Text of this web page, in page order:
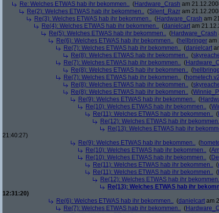
Re: Welches ETWAS hab ihr bekommen.. (Hardware_Crash am
Re(2): Welches ETWAS hab ihr bekommen.. (Silent_Razr am
Re(3): Welches ETWAS hab ihr bekommen.. (Hardware_Crash am
Re(4): Welches ETWAS hab ihr bekommen.. (danielcart am
Re(5): Welches ETWAS hab ihr bekommen.. (Hardware_Crash
Re(6): Welches ETWAS hab ihr bekommen.. (hellbringer am
Re(7): Welches ETWAS hab ihr bekommen.. (danielcart
Re(8): Welches ETWAS hab ihr bekommen.. (
Re(7): Welches ETWAS hab ihr bekommen.. (
Re(8): Welches ETWAS hab ihr bekommen.. (
Re(7): Welches ETWAS hab ihr bekommen.. (
Re(8): Welches ETWAS hab ihr bekommen.. (
Re(8): Welches ETWAS hab ihr bekommen.. (
Re(9): Welches ETWAS hab ihr bekommen.. (
Re(10): Welches ETWAS hab ihr bekommen.. (
Re(11): Welches ETWAS hab ihr bekommen.. (
Re(12): Welches ETWAS hab ihr
Re(13): Welches ETWAS hab ihr
21:40:27)
Re(9): Welches ETWAS hab ihr bekommen.. (
Re(10): Welches ETWAS hab ihr bekommen.. (
Re(10): Welches ETWAS hab ihr bekommen.. (
Re(11): Welches ETWAS hab ihr bekommen.. (
Re(11): Welches ETWAS hab ihr bekommen.. (
Re(12): Welches ETWAS hab ihr
Re(13): Welches ETWAS hab ihr
12:31:20)
Re(6): Welches ETWAS hab ihr bekommen.. (danielcart am
Re(7): Welches ETWAS hab ihr bekommen.. (